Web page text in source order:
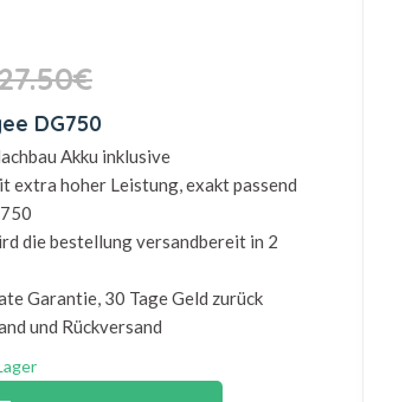
DG750
Akku inklusive
extra hoher Leistung, exakt passend
die bestellung versandbereit in 2
Garantie, 30 Tage Geld zurück
und Rückversand